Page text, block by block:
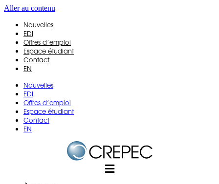
Aller au contenu
Nouvelles
EDI
Offres d’emploi
Espace étudiant
Contact
EN
Nouvelles
EDI
Offres d’emploi
Espace étudiant
Contact
EN